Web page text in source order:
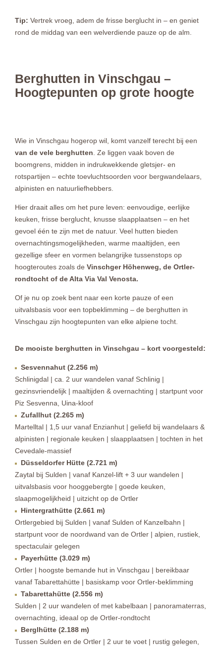
Tip: Vertrek vroeg, adem de frisse berglucht in – en geniet
rond de middag van een welverdiende pauze op de alm.
Berghutten in Vinschgau –
Hoogtepunten op grote hoogte
Wie in Vinschgau hogerop wil, komt vanzelf terecht bij een
van de vele berghutten. Ze liggen vaak boven de
boomgrens, midden in indrukwekkende gletsjer- en
rotspartijen – echte toevluchtsoorden voor bergwandelaars,
alpinisten en natuurliefhebbers.
Hier draait alles om het pure leven: eenvoudige, eerlijke
keuken, frisse berglucht, knusse slaapplaatsen – en het
gevoel één te zijn met de natuur. Veel hutten bieden
overnachtingsmogelijkheden, warme maaltijden, een
gezellige sfeer en vormen belangrijke tussenstops op
hoogteroutes zoals de Vinschger Höhenweg, de Ortler-
rondtocht of de Alta Via Val Venosta.
Of je nu op zoek bent naar een korte pauze of een
uitvalsbasis voor een topbeklimming – de berghutten in
Vinschgau zijn hoogtepunten van elke alpiene tocht.
De mooiste berghutten in Vinschgau – kort voorgesteld:
Sesvennahut (2.256 m)
Schlinigdal | ca. 2 uur wandelen vanaf Schlinig |
gezinsvriendelijk | maaltijden & overnachting | startpunt voor
Piz Sesvenna, Uina-kloof
Zufallhut (2.265 m)
Martelltal | 1,5 uur vanaf Enzianhut | geliefd bij wandelaars &
alpinisten | regionale keuken | slaapplaatsen | tochten in het
Cevedale-massief
Düsseldorfer Hütte (2.721 m)
Zaytal bij Sulden | vanaf Kanzel-lift + 3 uur wandelen |
uitvalsbasis voor hooggebergte | goede keuken,
slaapmogelijkheid | uitzicht op de Ortler
Hintergrathütte (2.661 m)
Ortlergebied bij Sulden | vanaf Sulden of Kanzelbahn |
startpunt voor de noordwand van de Ortler | alpien, rustiek,
spectaculair gelegen
Payerhütte (3.029 m)
Ortler | hoogste bemande hut in Vinschgau | bereikbaar
vanaf Tabarettahütte | basiskamp voor Ortler-beklimming
Tabarettahütte (2.556 m)
Sulden | 2 uur wandelen of met kabelbaan | panoramaterras,
overnachting, ideaal op de Ortler-rondtocht
Berglhütte (2.188 m)
Tussen Sulden en de Ortler | 2 uur te voet | rustig gelegen,